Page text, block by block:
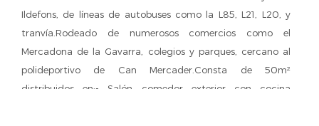
Ildefons, de líneas de autobuses como la L85, L21, L20, y
tranvía.Rodeado de numerosos comercios como el
Mercadona de la Gavarra, colegios y parques, cercano al
polideportivo de Can Mercader.Consta de 50m²
distribuidos en:- Salón comedor exterior con cocina